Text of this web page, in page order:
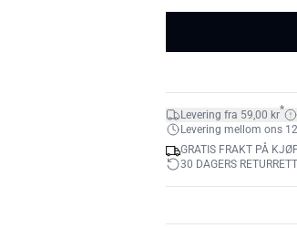
Levering fra 59,00 kr*
Levering mellom ons
GRATIS FRAKT PÅ
30 DAGERS RETURRETT